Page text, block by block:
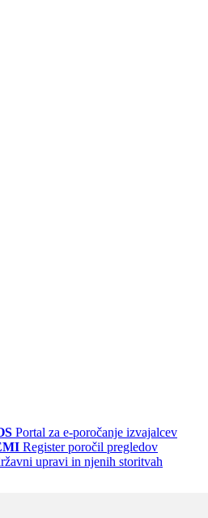
Portal za e-poročanje izvajalcev
Register poročil pregledov
upravi in njenih storitvah